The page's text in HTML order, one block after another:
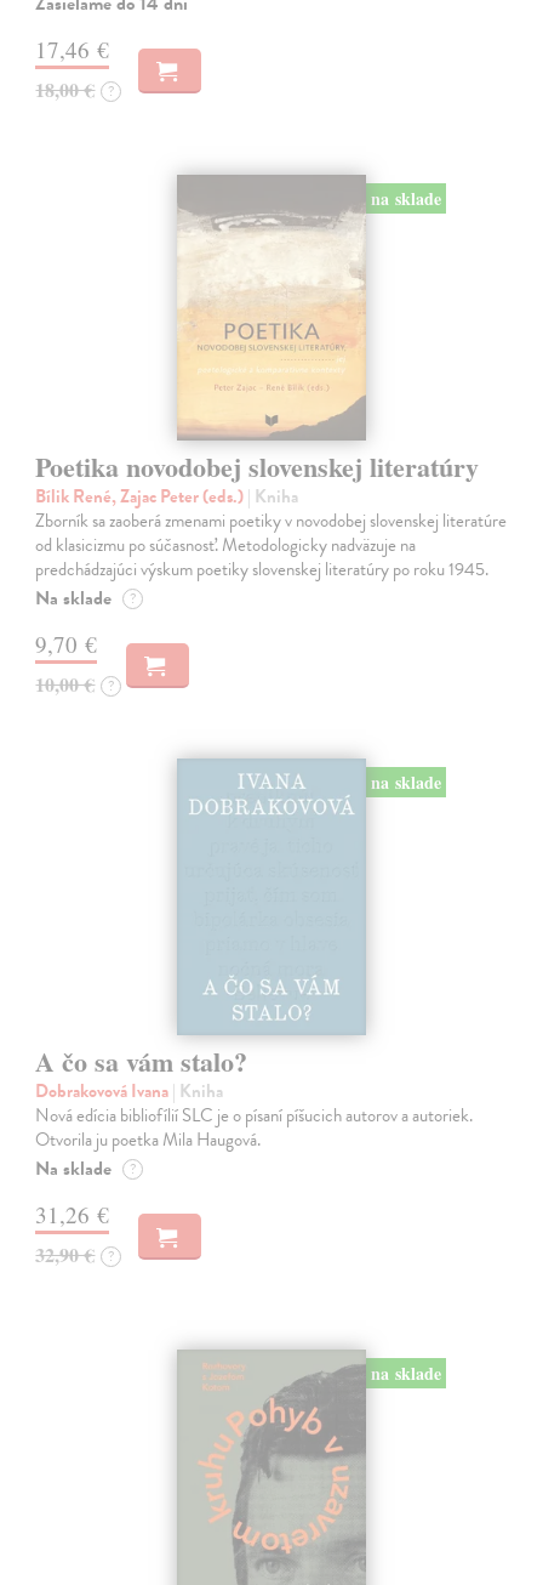
17,46 €
18,00 € ?
na sklade
Poetika novodobej slovenskej literatúry
Bílik René, Zajac Peter (eds.)| Kniha
Zborník sa zaoberá zmenami poetiky v novodobej slovenskej literatúre
od klasicizmu po súčasnosť. Metodologicky nadväzuje na
predchádzajúci výskum poetiky slovenskej literatúry po roku 1945.
Na sklade ?
9,70 €
10,00 € ?
na sklade
A čo sa vám stalo?
Dobrakovová Ivana| Kniha
Nová edícia bibliofílií SLC je o písaní píšucich autorov a autoriek.
Otvorila ju poetka Mila Haugová.
Na sklade ?
31,26 €
32,90 € ?
na sklade